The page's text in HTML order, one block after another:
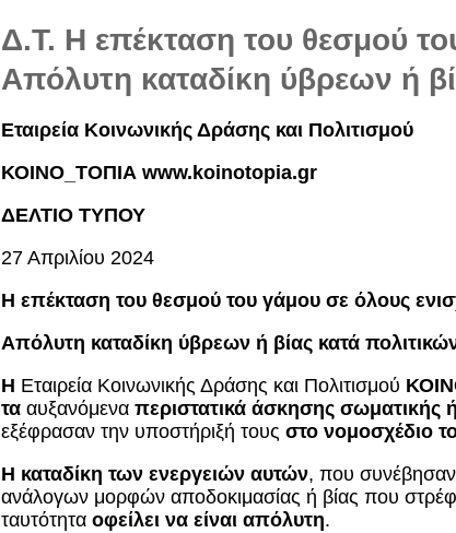
Δ.Τ. Η επέκταση του θεσμού
Απόλυτη καταδίκη ύβρεων ή
Εταιρεία Κοινωνικής Δράσης και Πολιτισμού
ΚΟΙΝΟ_ΤΟΠΙΑ www.koinotopia.gr
ΔΕΛΤΙΟ ΤΥΠΟΥ
27 Απριλίου 2024
Η επέκταση του θεσμού του γάμου σε όλους
Απόλυτη καταδίκη ύβρεων ή βίας κατά
Η Εταιρεία Κοινωνικής Δράσης και Πολιτισμού
τααυξανόμενα περιστατικά άσκησης σωματικής
εξέφρασαν την υποστήριξή τους στο νομοσχέδιο
Η καταδίκη των ενεργειών αυτών, που συνέβησαν
ανάλογων μορφών αποδοκιμασίας ή βίας που
ταυτότητα οφείλει να είναι απόλυτη.